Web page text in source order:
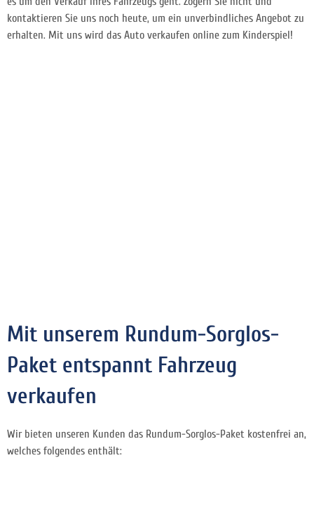
kontaktieren Sie uns noch heute, um ein unverbindliches Angebot zu
erhalten. Mit uns wird das Auto verkaufen online zum Kinderspiel!
Mit unserem Rundum-Sorglos-
Paket entspannt Fahrzeug
verkaufen
Wir bieten unseren Kunden das Rundum-Sorglos-Paket kostenfrei an,
welches folgendes enthält: